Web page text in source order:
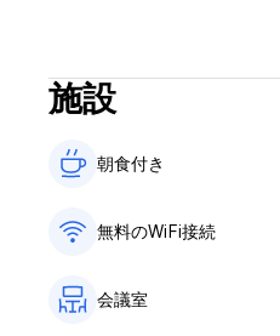
施設
朝食付き‎
無料のWiFi接続
会議室